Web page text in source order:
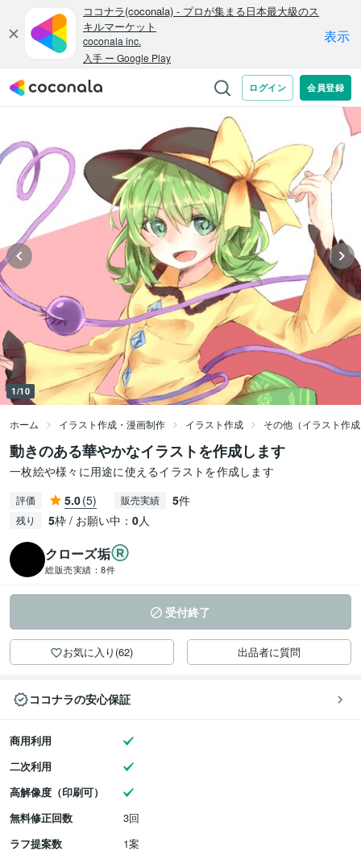
1/10
ホーム イラスト作成・漫画制作 イラスト作成 その他（イラスト作
動きのある華やかなイラストを作成します
一枚絵や様々に用途に使えるイラストを作成します
評価 5.0(5) 販売実績 5件
残り 5枠 / お願い中： 0人
クローズ垢
総販売実績： 8件
受付終了
お気に入り(62) 出品者に質問
ココナラの安心保証
商用利用
二次利用
高解像度（印刷可）
無料修正回数
3回
ラフ提案数
1案